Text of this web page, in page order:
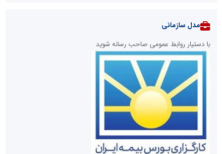
روابط عمومی خبرگزاری گزارش خبر
مدل سازمانی
با دستیار روابط عمومی صاحب رسانه شوید